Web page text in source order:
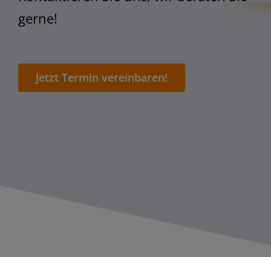
gerne!
Jetzt Termin vereinbaren!